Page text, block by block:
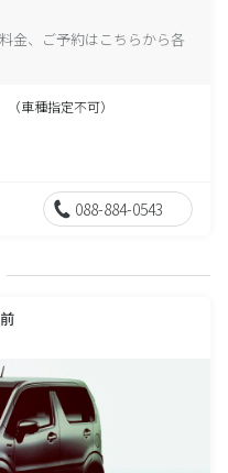
金、ご予約はこちらから各
車種指定不可）
088-884-0543